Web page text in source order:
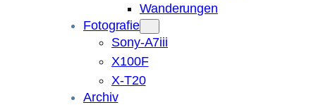
Wanderungen
Fotografie
Sony-A7iii
X100F
X-T20
Archiv